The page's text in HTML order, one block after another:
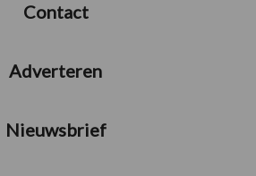
Contact
Adverteren
Nieuwsbrief